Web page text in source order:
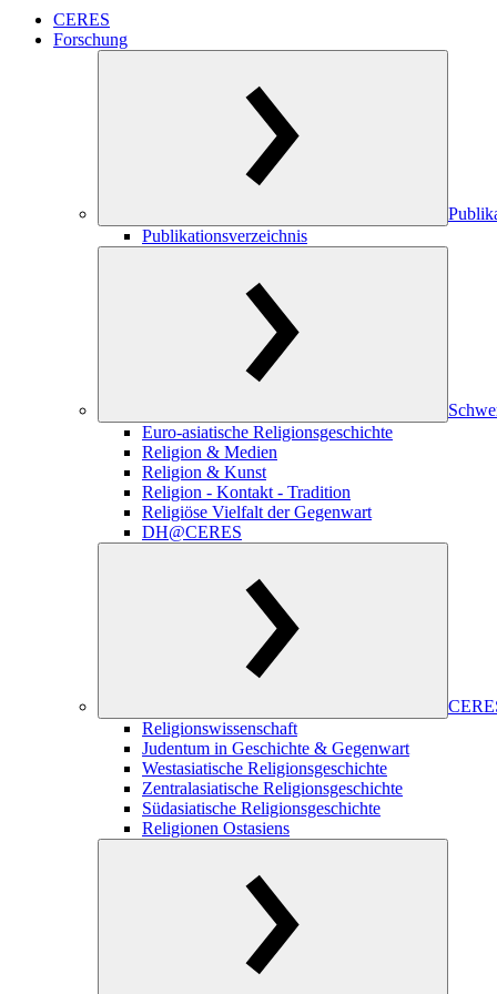
CERES
Forschung
Publikationsverzeichnis
Euro-asiatische Religionsgeschichte
Religion & Medien
Religion & Kunst
Religion - Kontakt - Tradition
Religiöse Vielfalt der Gegenwart
DH@CERES
Religionswissenschaft
Judentum in Geschichte & Gegenwart
Westasiatische Religionsgeschichte
Zentralasiatische Religionsgeschichte
Südasiatische Religionsgeschichte
Religionen Ostasiens